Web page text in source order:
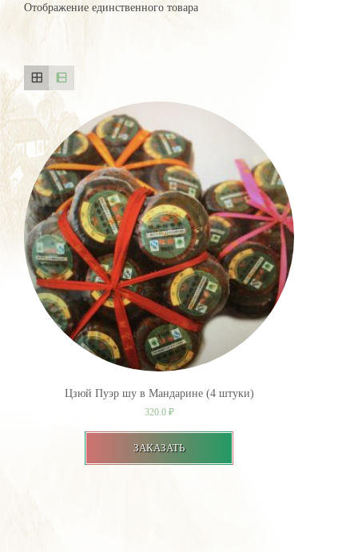
Отображение единственного товара
Цзюй Пуэр шу в Мандарине (4 штуки)
320.0 ₽
ЗАКАЗАТЬ